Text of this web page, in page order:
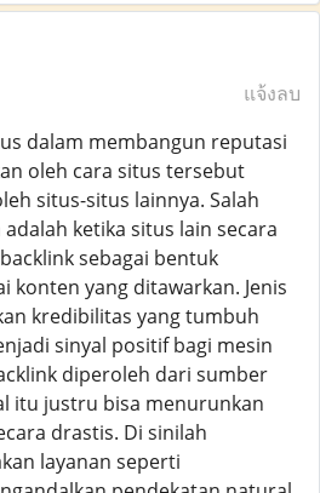
แจ้งลบ
dalam membangun reputasi
oleh cara situs tersebut
situs-situs lainnya. Salah
ketika situs lain secara
sebagai bentuk
konten yang ditawarkan. Jenis
kredibilitas yang tumbuh
sinyal positif bagi mesin
diperoleh dari sumber
itu justru bisa menurunkan
drastis. Di sinilah
layanan seperti